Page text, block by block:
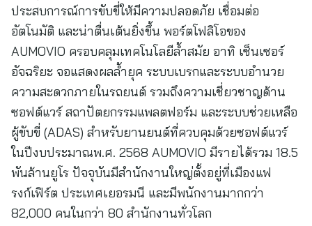
ประสบการณ์การขับขี่ให้มีความปลอดภัย เชื่อมต่อ
อัตโนมัติ และน่าตื่นเต้นยิ่งขึ้น พอร์ตโฟลิโอของ
AUMOVIO ครอบคลุมเทคโนโลยีล้ำสมัย อาทิ เซ็นเซอร์
อัจฉริยะ จอแสดงผลล้ำยุค ระบบเบรกและระบบอำนวย
ความสะดวกภายในรถยนต์ รวมถึงความเชี่ยวชาญด้าน
ซอฟต์แวร์ สถาปัตยกรรมแพลตฟอร์ม และระบบช่วยเหลือ
ผู้ขับขี่ (ADAS) สำหรับยานยนต์ที่ควบคุมด้วยซอฟต์แวร์
ในปีงบประมาณพ.ศ. 2568 AUMOVIO มีรายได้รวม 18.5
พันล้านยูโร ปัจจุบันมีสำนักงานใหญ่ตั้งอยู่ที่เมืองแฟ
รงก์เฟิร์ต ประเทศเยอรมนี และมีพนักงานมากกว่า
82,000 คนในกว่า 80 สำนักงานทั่วโลก